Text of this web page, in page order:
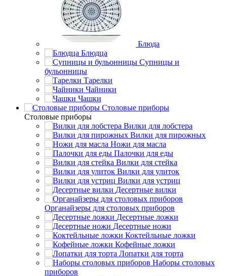
Блюда
Блюдца
Супницы и
бульонницы
Тарелки
Чайники
Чашки
Cтоловые приборы
Cтоловые приборы
Вилки для лобстера
Вилки для пирожных
Ножи для масла
Палочки для еды
Вилки для стейка
Вилки для улиток
Вилки для устриц
Десертные вилки
Органайзеры для столовых приборов
Десертные ложки
Десертные ножи
Коктейльные ложки
Кофейные ложки
Лопатки для торта
Наборы столовых
приборов